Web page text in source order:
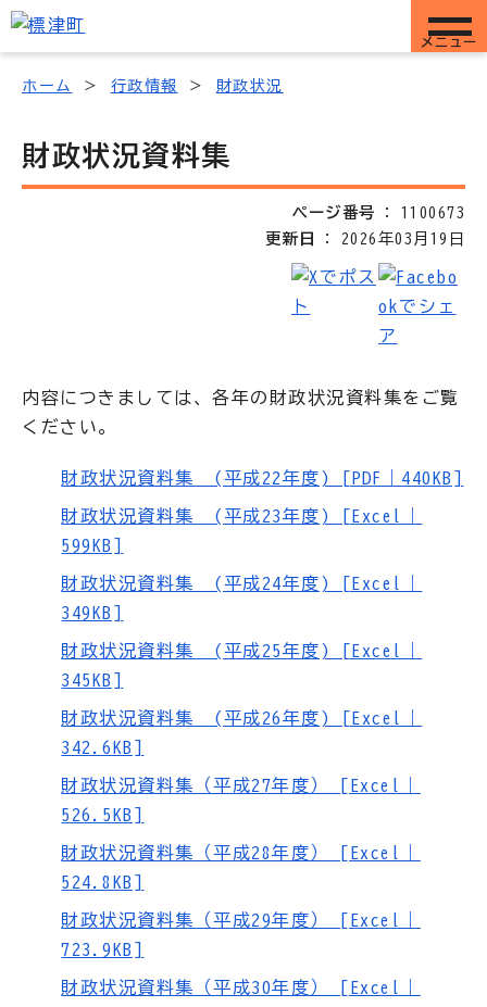
メニュー
ホーム 行政情報 財政状況
財政状況資料集
ページ番号
1100673
更新日
2026年03月19日
内容につきましては、各年の財政状況資料集をご覧
ください。
財政状況資料集 (平成22年度) [PDF｜440KB]
財政状況資料集 (平成23年度) [Excel｜
599KB]
財政状況資料集 (平成24年度) [Excel｜
349KB]
財政状況資料集 (平成25年度) [Excel｜
345KB]
財政状況資料集 (平成26年度) [Excel｜
342.6KB]
財政状況資料集（平成27年度） [Excel｜
526.5KB]
財政状況資料集（平成28年度） [Excel｜
524.8KB]
財政状況資料集（平成29年度） [Excel｜
723.9KB]
財政状況資料集（平成30年度） [Excel｜